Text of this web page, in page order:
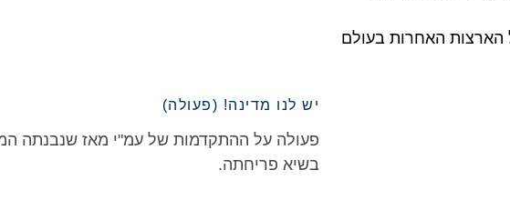
האחרות בעולם
יש לנו מדינה! (פעולה)
פעולה על ההתקדמות של עמ"י מאז שנבנתה
בשיא פריחתה.